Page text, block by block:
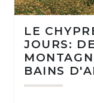
LE
JOURS:
BAINS